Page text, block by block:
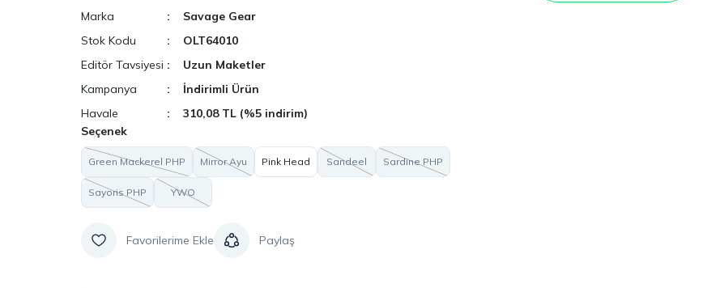
Marka
Savage Gear
Stok Kodu
OLT64010
Editör Tavsiyesi
Uzun Maketler
Kampanya
İndirimli Ürün
Havale
310,08 TL (%5 indirim)
Seçenek
Green Mackerel PHP Mirror Ayu Pink Head Sandeel Sardine PHP
Sayoris PHP YWO
Paylaş